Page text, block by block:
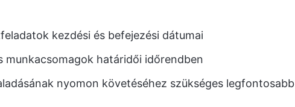
kezdési és befejezési dátumai
munkacsomagok határidői időrendben
nyomon követéséhez szükséges legfontosabb